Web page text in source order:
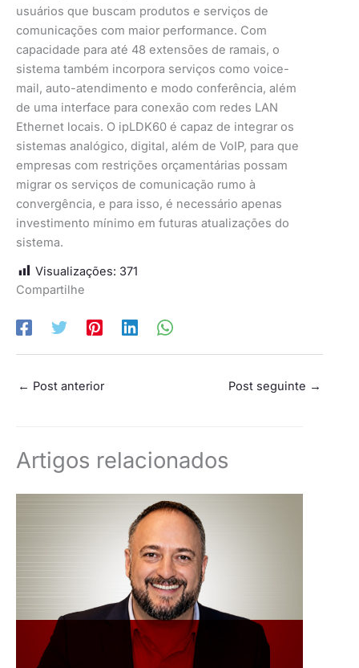
usuários que buscam produtos e serviços de
comunicações com maior performance. Com
capacidade para até 48 extensões de ramais, o
sistema também incorpora serviços como voice-
mail, auto-atendimento e modo conferência, além
de uma interface para conexão com redes LAN
Ethernet locais. O ipLDK60 é capaz de integrar os
sistemas analógico, digital, além de VoIP, para que
empresas com restrições orçamentárias possam
migrar os serviços de comunicação rumo à
convergência, e para isso, é necessário apenas
investimento mínimo em futuras atualizações do
sistema.
Visualizações: 371
Compartilhe
← Post anterior Post seguinte →
Artigos relacionados